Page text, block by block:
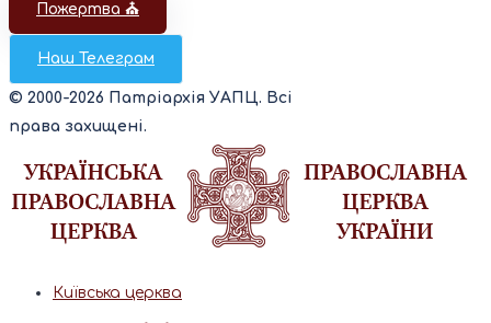
Пожертва ⛪️
Наш Телеграм
© 2000-2026 Патріархія УАПЦ. Всі
права захищені.
Київська церква